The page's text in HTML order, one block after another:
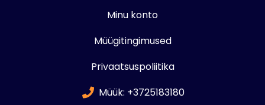
Minu konto
Müügitingimused
Privaatsuspoliitika
Müük: +3725183180